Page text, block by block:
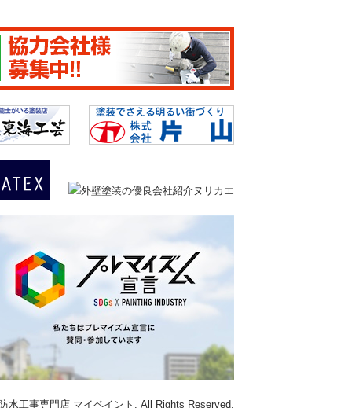
水工事専門店 マイペイント. All Rights Reserved.